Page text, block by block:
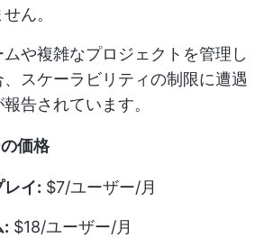
ん。
や複雑なプロジェクトを管理し
スケーラビリティの制限に遭遇
告されています。
価格
レイ: $7/ユーザー/月
: $18/ユーザー/月